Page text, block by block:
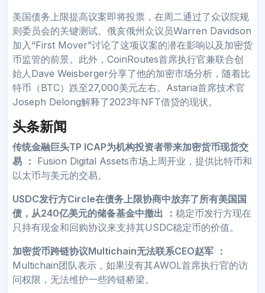
美国债务上限提高议案即将投票，在周二通过了众议院规
则委员会的关键测试。俄亥俄州众议员Warren Davidson
加入“First Mover”讨论了这项议案的潜在影响以及加密货
币监管的前景。此外，CoinRoutes首席执行官兼联合创
始人Dave Weisberger分享了他的加密市场分析，随着比
特币（BTC）跌至27,000美元左右。Astaria首席技术官
Joseph Delong解释了2023年NFT借贷的现状。
头条新闻
传统金融巨头TP ICAP为机构投资者带来加密货币现货交
易 ： Fusion Digital Assets市场上周开业，提供比特币和
以太币与美元的交易。
USDC发行方Circle在债务上限协商中放弃了所有美国国
债，从240亿美元的储备基金中撤出
： 稳定币发行方现在
只持有现金和回购协议来支持其USDC稳定币的价值。
加密货币跨链协议Multichain无法联系CEO赵军 ：
Multichain团队表示，如果没有其AWOL首席执行官的访
问权限，无法维护一些跨链桥梁。